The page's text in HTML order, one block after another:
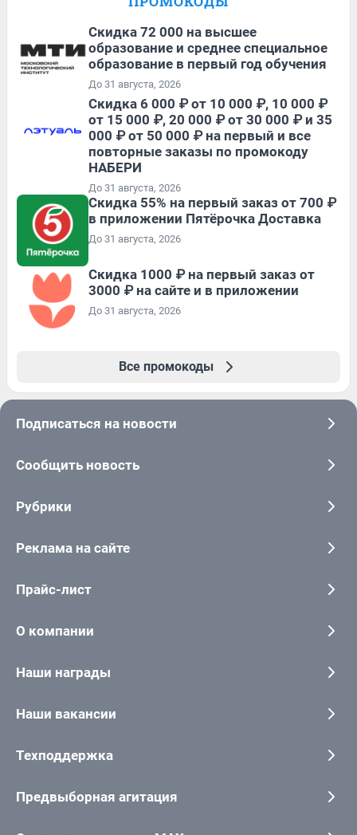
Скидка 72 000 на высшее
образование и среднее специальное
образование в первый год обучения
До 31 августа, 2026
Скидка 6 000 ₽ от 10 000 ₽, 10 000 ₽
от 15 000 ₽, 20 000 ₽ от 30 000 ₽ и 35
000 ₽ от 50 000 ₽ на первый и все
повторные заказы по промокоду
НАБЕРИ
До 31 августа, 2026
Скидка 55% на первый заказ от 700 ₽
в приложении Пятёрочка Доставка
До 31 августа, 2026
Скидка 1000 ₽ на первый заказ от
3000 ₽ на сайте и в приложении
До 31 августа, 2026
Все промокоды
Подписаться на новости
Сообщить новость
Рубрики
Реклама на сайте
Прайс-лист
О компании
Наши награды
Наши вакансии
Техподдержка
Предвыборная агитация